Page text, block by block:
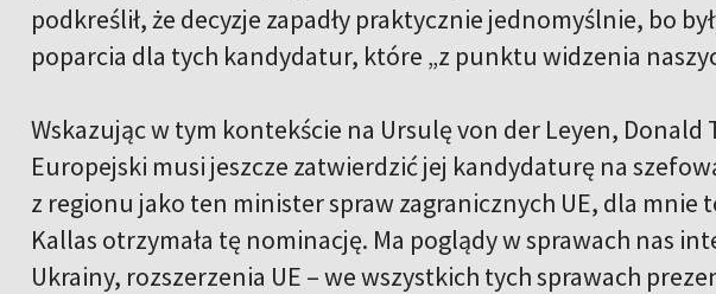
podkreślił, że decyzje zapadły praktycznie jednomyślnie, bo
poparcia dla tych kandydatur, które „z punktu widzenia
Wskazując w tym kontekście na Ursulę von der Leyen, Donald
Europejski musi jeszcze zatwierdzić jej kandydaturę na
z regionu jako ten minister spraw zagranicznych UE, dla mnie
Kallas otrzymała tę nominację. Ma poglądy w sprawach nas
Ukrainy, rozszerzenia UE – we wszystkich tych sprawach